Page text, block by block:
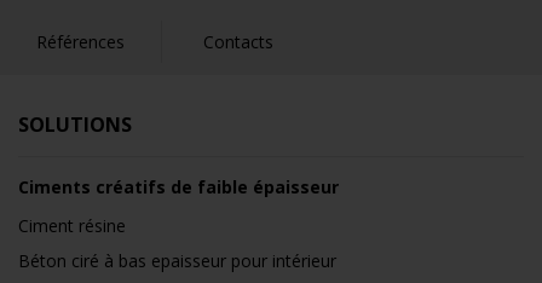
Références Contacts
SOLUTIONS
Ciments créatifs de faible épaisseur
Ciment résine
Béton ciré à bas epaisseur pour intérieur